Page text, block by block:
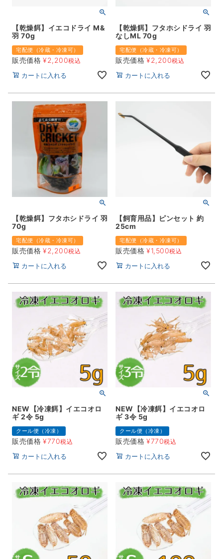
【乾燥餌】イエコドライ M&
羽 70g
宅配便（冷蔵・冷凍可）
販売価格 ¥2,200税込
カートに入れる
【乾燥餌】フタホシドライ 羽
なしML 70g
宅配便（冷蔵・冷凍可）
販売価格 ¥2,200税込
カートに入れる
【乾燥餌】フタホシドライ 羽
70g
宅配便（冷蔵・冷凍可）
販売価格 ¥2,200税込
カートに入れる
【飼育用品】ピンセット 約
25cm
宅配便（冷蔵・冷凍可）
販売価格 ¥1,500税込
カートに入れる
NEW【冷凍餌】イエコオロ
ギ 2令 5g
クール便（冷凍）
販売価格 ¥770税込
カートに入れる
NEW【冷凍餌】イエコオロ
ギ 3令 5g
クール便（冷凍）
販売価格 ¥770税込
カートに入れる